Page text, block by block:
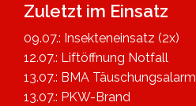
Zuletzt im Einsatz
09.07.: Insekteneinsatz (2x)
12.07.: Liftöffnung Notfall
13.07.: BMA Täuschungsalarm
13.07.: PKW-Brand